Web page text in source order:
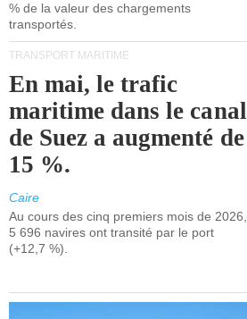
% de la valeur des chargements
transportés.
TRANSPORT MARITIME
En mai, le trafic
maritime dans le canal
de Suez a augmenté de
15 %.
Caire
Au cours des cinq premiers mois de 2026,
5 696 navires ont transité par le port
(+12,7 %).